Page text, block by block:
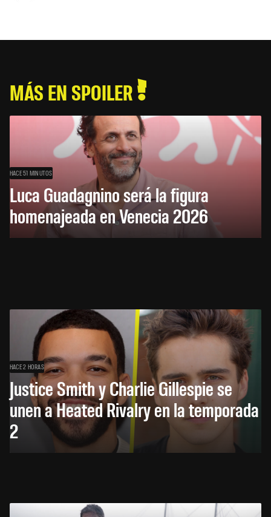
MÁS EN SPOILER
HACE 51 MINUTOS
Luca Guadagnino será la figura
homenajeada en Venecia 2026
HACE 2 HORAS
Justice Smith y Charlie Gillespie se
unen a Heated Rivalry en la temporada
2